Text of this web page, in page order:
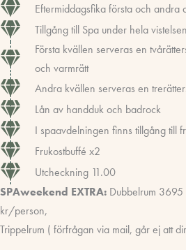
Eftermiddagsfika första och andra
Tillgång till Spa under hela vistelsen
Första kvällen serveras en
och varmrätt
Andra kvällen serveras en
Lån av handduk och badrock
I spaavdelningen finns tillgång till
Frukostbuffé x2
Utcheckning 11.00
SPAweekend EXTRA: Dubbelrum
kr/person,
Trippelrum ( förfrågan via mail, går ej att